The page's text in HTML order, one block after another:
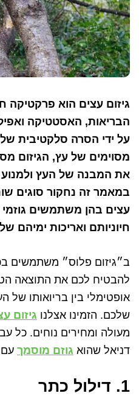
גיזום עצים הוא פרקטיקה
הבריאות, האסטטיקה
על ידי הסרה סלקטיבית
מסוימים של עץ, הגיזום
את המבנה של העץ ולמנוע
במאמר זה נחקור סוגים
עצים בהן משתמשים גוזמי
חיוניותם ואריכות ימיהם
ב״גיזום פלוס״ משתמשים
להבטיח לכם את התוצאה
אופטימלי בין בריואותו של
שלכם. הזמינו אצלנו גיזום
מעולה ומחירים נוחים. כל
דניאל שהואגוזם מוסמךעם
1. דילול כתר